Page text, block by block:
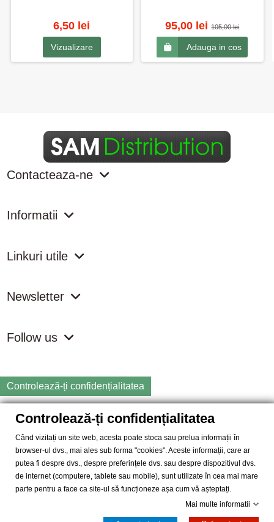
6,50 lei
Vizualizare
95,00 lei105,00 lei
Adauga in cos
Contacteaza-ne
Informatii
Linkuri utile
Newsletter
Follow us
Controlează-ți confidențialitatea
Copyright
2026 samdistribution.ro - Magazin online cu Produse
SAM DISTRIBUTION S.R.L.- Cod fiscal: RO14935035, Registrul
Comertului: J40/10004/2002, Adresa: Str. Dimieni, nr. 7, Bucuresti,
sector 5.
Controlează-ți confidențialitatea
Când vizitați un site web, acesta poate stoca sau prelua informații în
browser-ul dvs., mai ales sub forma "cookies". Aceste informații, care ar
putea fi despre dvs., despre preferințele dvs. sau despre dispozitivul dvs.
de internet (computere, tablete sau mobile), sunt utilizate în cea mai mare
parte pentru a face ca site-ul să funcționeze așa cum vă așteptați.
Mai multe informatii